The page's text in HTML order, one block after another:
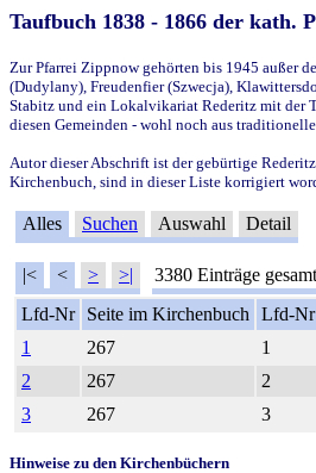
Taufbuch 1838 - 1866 der kath.
Zur Pfarrei Zippnow gehörten bis 1945 außer
(Dudylany), Freudenfier (Szwecja),
Stabitz und ein Lokalvikariat Rederitz mit der
diesen Gemeinden - wohl noch aus
Autor dieser Abschrift ist der gebürtige
Kirchenbuch, sind in dieser Liste korrigiert
Alles Suchen Auswahl Detail
|< < > >| 3380 Einträge
Lfd-Nr
Seite im Kirchenbuch Lfd-Nr
1
267 1
2
267 2
3
267 3
Hinweise zu den Kirchenbüchern